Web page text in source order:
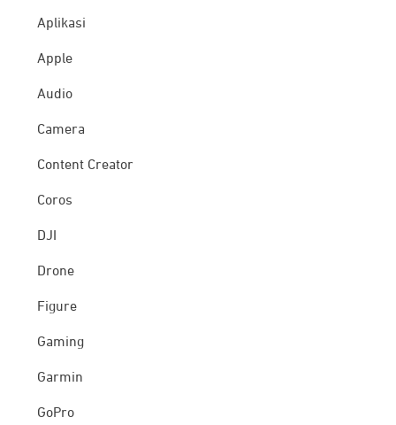
Aplikasi
Apple
Audio
Camera
Content Creator
Coros
DJI
Drone
Figure
Gaming
Garmin
GoPro